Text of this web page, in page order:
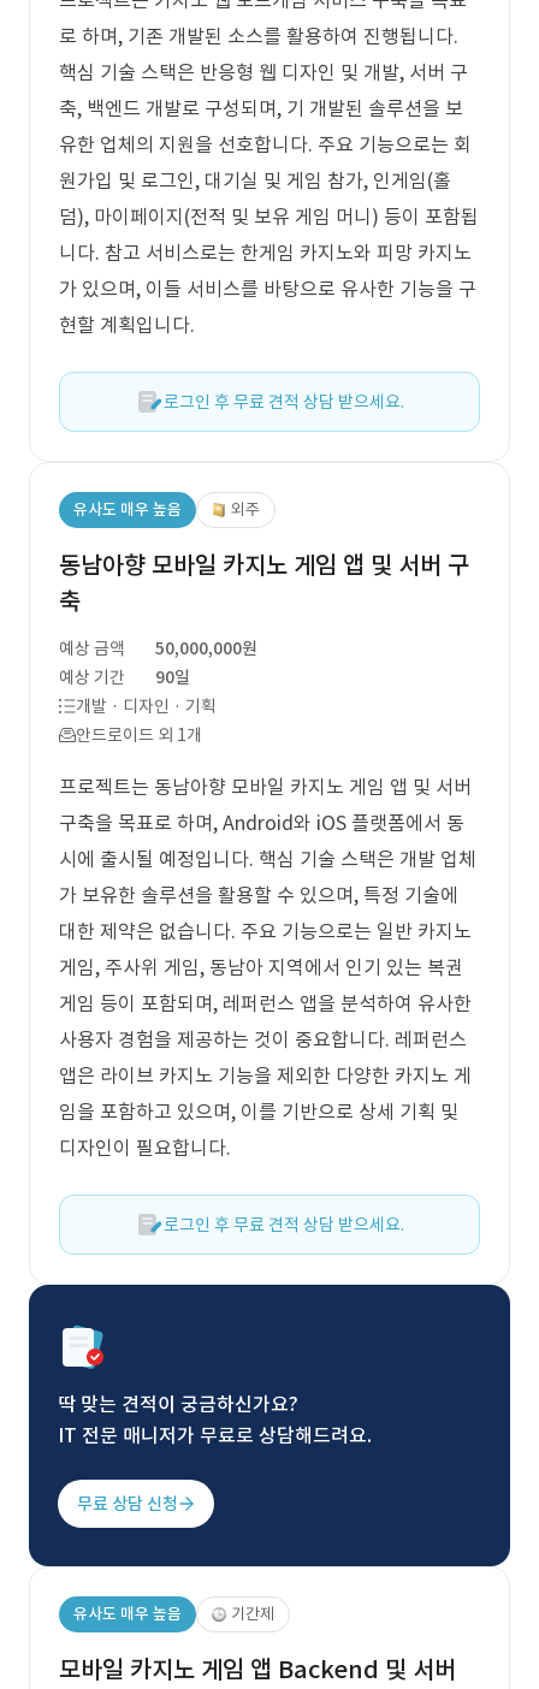
로 하며, 기존 개발된 소스를 활용하여 진행됩니다.
핵심 기술 스택은 반응형 웹 디자인 및 개발, 서버 구
축, 백엔드 개발로 구성되며, 기 개발된 솔루션을 보
유한 업체의 지원을 선호합니다. 주요 기능으로는 회
원가입 및 로그인, 대기실 및 게임 참가, 인게임(홀
덤), 마이페이지(전적 및 보유 게임 머니) 등이 포함됩
니다. 참고 서비스로는 한게임 카지노와 피망 카지노
가 있으며, 이들 서비스를 바탕으로 유사한 기능을 구
현할 계획입니다.
로그인 후 무료 견적 상담 받으세요.
유사도 매우 높음 외주
동남아향 모바일 카지노 게임 앱 및 서버 구
축
예상 금액
50,000,000원
예상 기간
90일
개발 · 디자인 · 기획
안드로이드 외 1개
프로젝트는 동남아향 모바일 카지노 게임 앱 및 서버
구축을 목표로 하며, Android와 iOS 플랫폼에서 동
시에 출시될 예정입니다. 핵심 기술 스택은 개발 업체
가 보유한 솔루션을 활용할 수 있으며, 특정 기술에
대한 제약은 없습니다. 주요 기능으로는 일반 카지노
게임, 주사위 게임, 동남아 지역에서 인기 있는 복권
게임 등이 포함되며, 레퍼런스 앱을 분석하여 유사한
사용자 경험을 제공하는 것이 중요합니다. 레퍼런스
앱은 라이브 카지노 기능을 제외한 다양한 카지노 게
임을 포함하고 있으며, 이를 기반으로 상세 기획 및
디자인이 필요합니다.
로그인 후 무료 견적 상담 받으세요.
딱 맞는 견적이 궁금하신가요?
IT 전문 매니저가 무료로 상담해드려요.
무료 상담 신청
유사도 매우 높음 기간제
모바일 카지노 게임 앱 Backend 및 서버